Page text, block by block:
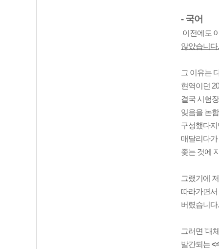
- 국어
이전에도
않았습니다.
그 이유는
현역이던
결국 시험
잊음을 논
구성했다
매달리다가
좇는 것에
그랬기에
따라가면서
버렸습니
그러면 '대
발간되는<